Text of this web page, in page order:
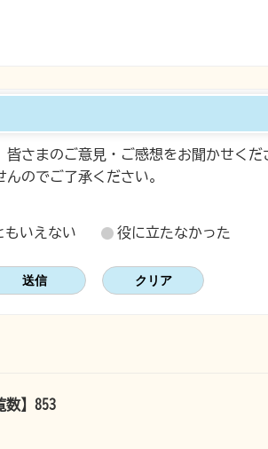
さまのご意見・ご感想をお聞かせくだ
のでご了承ください。
もいえない 役に立たなかった
数】 853